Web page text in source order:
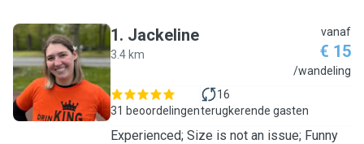
J
1. Jackeline
3.4 km
vanaf
€ 15
/wandeling
31 beoordelingen
16
terugkerende gasten
Experienced; Size is not an issue; Funny